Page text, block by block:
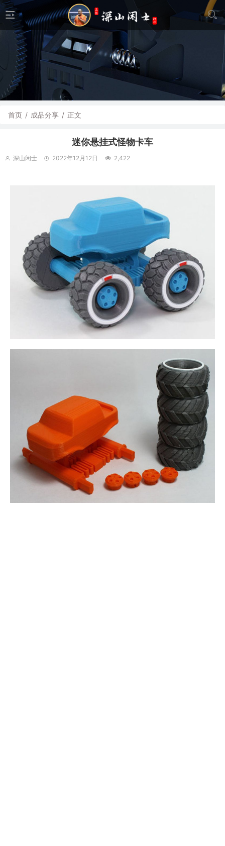
首页 / 成品分享 / 正文
迷你悬挂式怪物卡车
深山闲士 2022年12月12日 2,422